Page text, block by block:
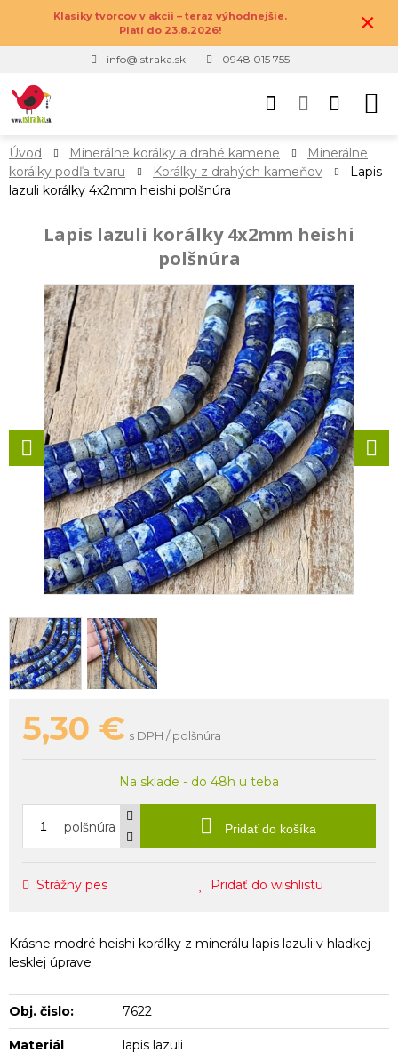
Klasiky tvorcov v akcii – teraz výhodnejšie.
Platí do 23.8.2026!
×
info@istraka.sk 0948 015 755
Úvod Minerálne korálky a drahé kamene
Minerálne
korálky podľa tvaru
Korálky z drahých kameňov
Lapis
lazuli korálky 4x2mm heishi polšnúra
Lapis lazuli korálky 4x2mm heishi
polšnúra
5,30 € s DPH / polšnúra
Na sklade - do 48h u teba
polšnúra Pridať do košíka
Strážny pes Pridať do wishlistu
Krásne modré heishi korálky z minerálu lapis lazuli v hladkej
lesklej úprave
Obj. čislo: 7622
Materiál lapis lazuli